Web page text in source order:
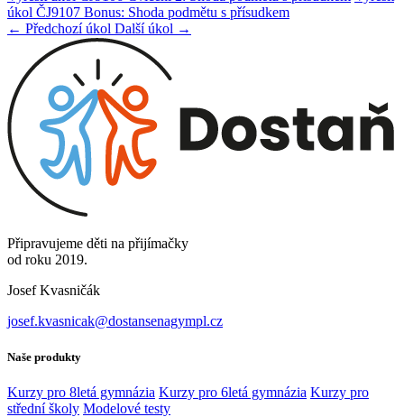
úkol ČJ9107 Bonus: Shoda podmětu s přísudkem
← Předchozí úkol Další úkol →
Připravujeme děti na přijímačky
od roku 2019.
Josef Kvasničák
josef.kvasnicak@dostansenagympl.cz
Naše produkty
Kurzy pro 8letá gymnázia Kurzy pro 6letá gymnázia Kurzy pro
střední školy Modelové testy